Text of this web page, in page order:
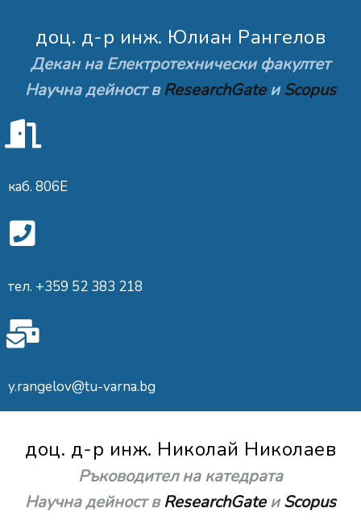
доц. д-р инж. Юлиан Рангелов
Декан на Електротехнически факултет
Научна дейност вResearchGateиScopus
каб. 806E
тел. +359 52 383 218
y.rangelov@tu-varna.bg
доц. д-р инж. Николай Николаев
Ръководител на катедрата
Научна дейност вResearchGateиScopus